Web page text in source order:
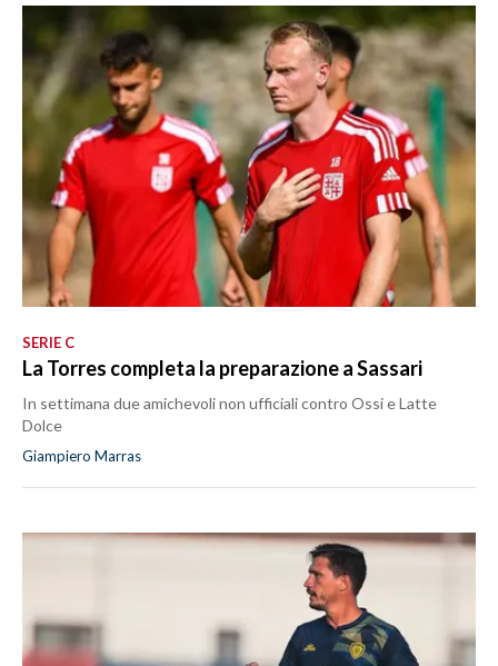
SERIE C
La Torres completa la preparazione a Sassari
In settimana due amichevoli non ufficiali contro Ossi e Latte
Dolce
Giampiero Marras